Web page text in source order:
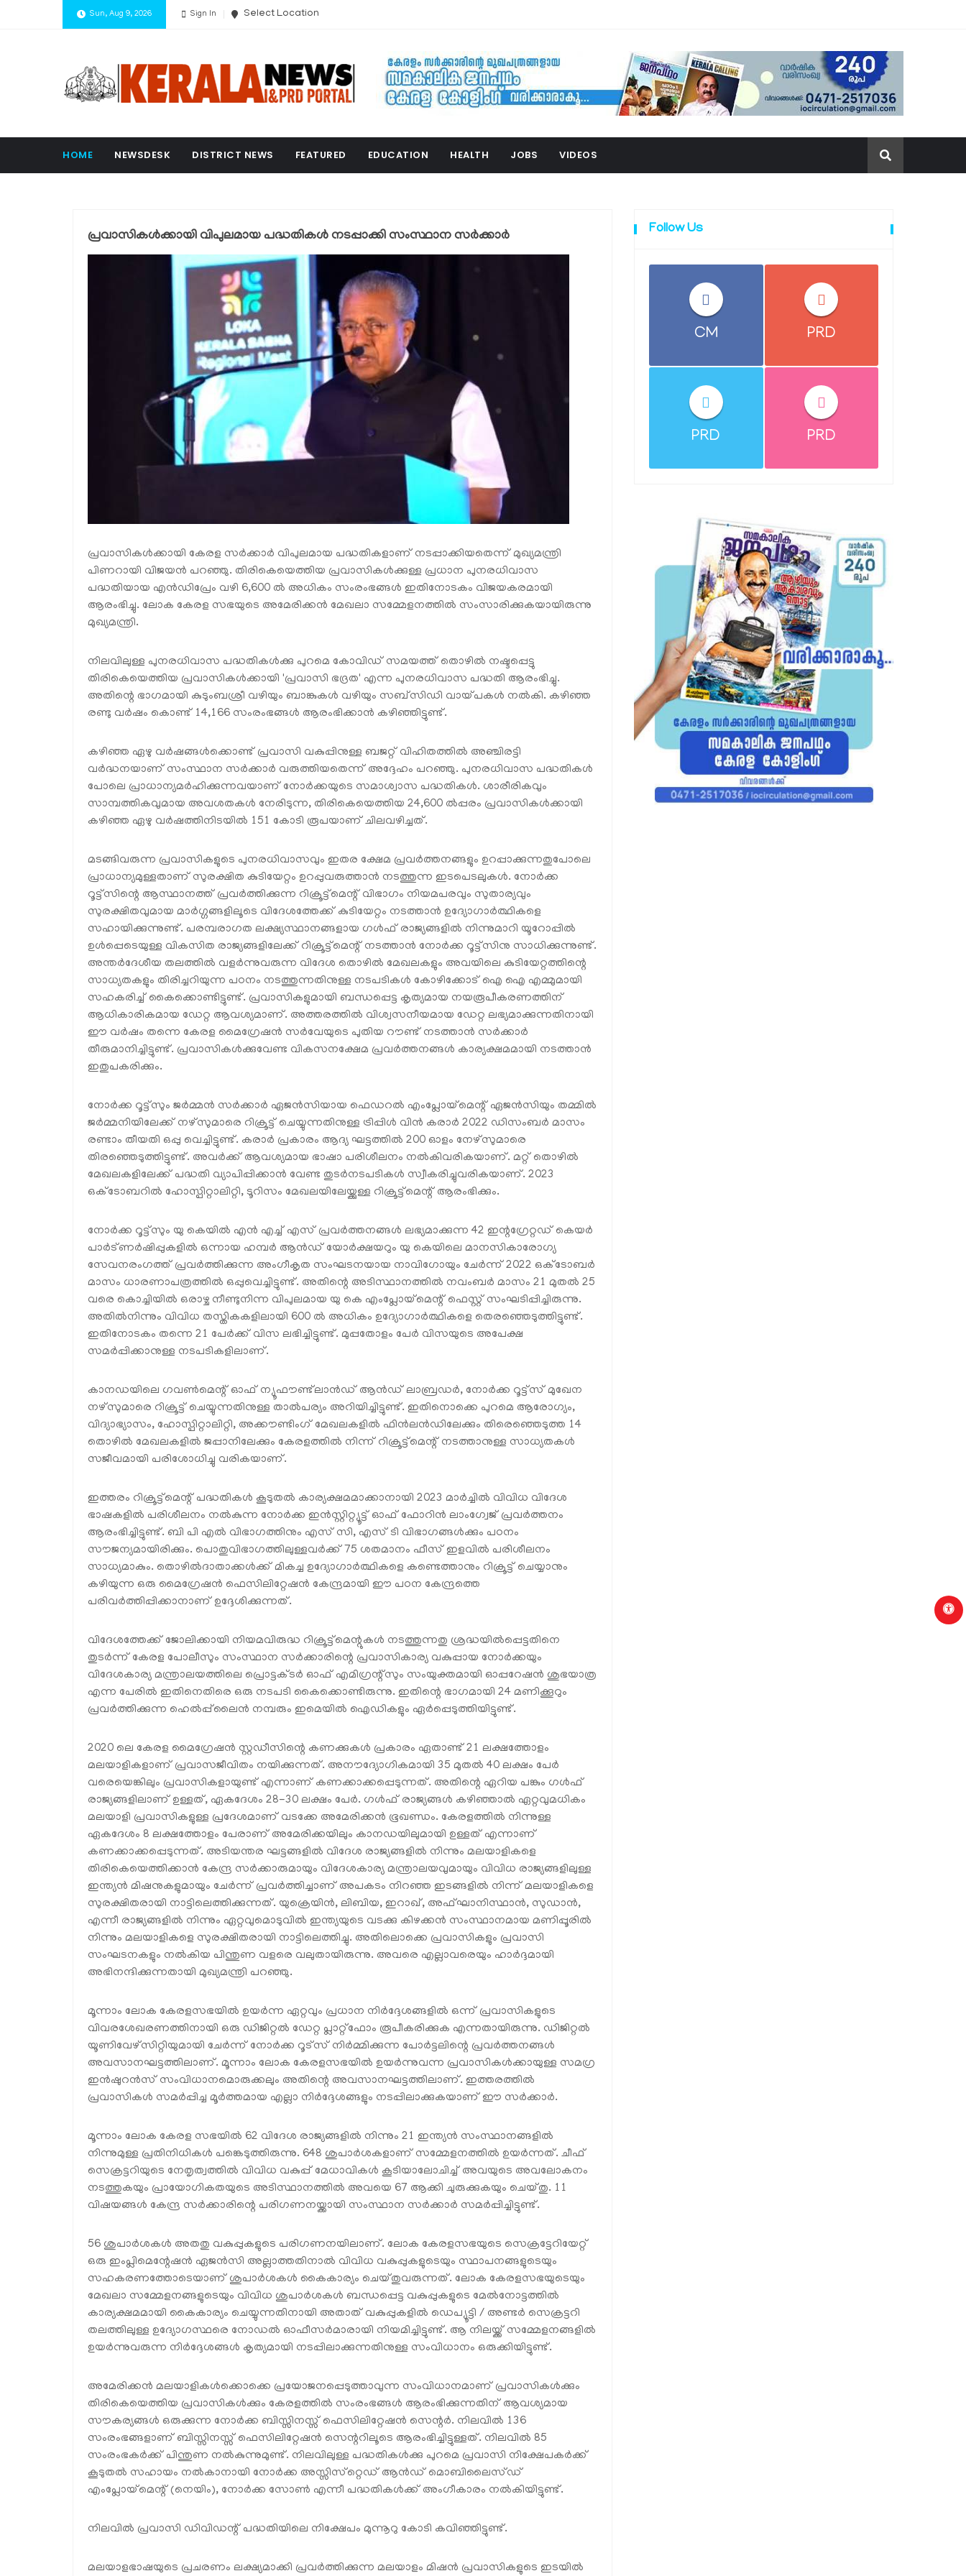
Sun, Aug 9, 2026 Sign In Select Location
HOME NEWSDESK DISTRICT NEWS FEATURED EDUCATION HEALTH JOBS VIDEOS
പ്രവാസികൾക്കായി വിപുലമായ പദ്ധതികൾ നടപ്പാക്കി സംസ്ഥാന സർക്കാർ
പ്രവാസികൾക്കായി കേരള സർക്കാർ വിപുലമായ പദ്ധതികളാണ് നടപ്പാക്കിയതെന്ന് മുഖ്യമന്ത്രി
പിണറായി വിജയൻ പറഞ്ഞു. തിരികെയെത്തിയ പ്രവാസികൾക്കുള്ള പ്രധാന പുനരധിവാസ
പദ്ധതിയായ എൻഡിപ്രേം വഴി 6,600 ൽ അധികം സംരംഭങ്ങൾ ഇതിനോടകം വിജയകരമായി
ആരംഭിച്ചു. ലോക കേരള സഭയുടെ അമേരിക്കൻ മേഖലാ സമ്മേളനത്തിൽ സംസാരിക്കുകയായിരുന്നു
മുഖ്യമന്ത്രി.
നിലവിലുള്ള പുനരധിവാസ പദ്ധതികൾക്കു പുറമെ കോവിഡ് സമയത്ത് തൊഴിൽ നഷ്ടപ്പെട്ടു
തിരികെയെത്തിയ പ്രവാസികൾക്കായി 'പ്രവാസി ഭദ്രത' എന്ന പുനരധിവാസ പദ്ധതി ആരംഭിച്ചു.
അതിന്റെ ഭാഗമായി കുടുംബശ്രീ വഴിയും ബാങ്കുകൾ വഴിയും സബ്‌സിഡി വായ്പകൾ നൽകി. കഴിഞ്ഞ
രണ്ടു വർഷം കൊണ്ട് 14,166 സംരംഭങ്ങൾ ആരംഭിക്കാൻ കഴിഞ്ഞിട്ടുണ്ട്.
കഴിഞ്ഞ ഏഴു വർഷങ്ങൾക്കൊണ്ട് പ്രവാസി വകുപ്പിനുള്ള ബജറ്റ് വിഹിതത്തിൽ അഞ്ചിരട്ടി
വർദ്ധനയാണ് സംസ്ഥാന സർക്കാർ വരുത്തിയതെന്ന് അദ്ദേഹം പറഞ്ഞു. പുനരധിവാസ പദ്ധതികൾ
പോലെ പ്രാധാന്യമർഹിക്കുന്നവയാണ് നോർക്കയുടെ സമാശ്വാസ പദ്ധതികൾ. ശാരീരികവും
സാമ്പത്തികവുമായ അവശതകൾ നേരിടുന്ന, തിരികെയെത്തിയ 24,600 ൽപ്പരം പ്രവാസികൾക്കായി
കഴിഞ്ഞ ഏഴു വർഷത്തിനിടയിൽ 151 കോടി രൂപയാണ് ചിലവഴിച്ചത്.
മടങ്ങിവരുന്ന പ്രവാസികളുടെ പുനരധിവാസവും ഇതര ക്ഷേമ പ്രവർത്തനങ്ങളും ഉറപ്പാക്കുന്നതുപോലെ
പ്രാധാന്യമുള്ളതാണ് സുരക്ഷിത കുടിയേറ്റം ഉറപ്പുവരുത്താൻ നടത്തുന്ന ഇടപെടലുകൾ. നോർക്ക
റൂട്ട്‌സിന്റെ ആസ്ഥാനത്ത് പ്രവർത്തിക്കുന്ന റിക്രൂട്ട്‌മെന്റ് വിഭാഗം നിയമപരവും സുതാര്യവും
സുരക്ഷിതവുമായ മാർഗ്ഗങ്ങളിലൂടെ വിദേശത്തേക്ക് കുടിയേറ്റം നടത്താൻ ഉദ്യോഗാർത്ഥികളെ
സഹായിക്കുന്നുണ്ട്. പരമ്പരാഗത ലക്ഷ്യസ്ഥാനങ്ങളായ ഗൾഫ് രാജ്യങ്ങളിൽ നിന്നുമാറി യൂറോപ്പിൽ
ഉൾപ്പെടെയുള്ള വികസിത രാജ്യങ്ങളിലേക്ക് റിക്രൂട്ട്‌മെന്റ് നടത്താൻ നോർക്ക റൂട്ട്‌സിനു സാധിക്കുന്നുണ്ട്.
അന്തർദേശീയ തലത്തിൽ വളർന്നുവരുന്ന വിദേശ തൊഴിൽ മേഖലകളും അവയിലെ കുടിയേറ്റത്തിന്റെ
സാധ്യതകളും തിരിച്ചറിയുന്ന പഠനം നടത്തുന്നതിനുള്ള നടപടികൾ കോഴിക്കോട് ഐ ഐ എമ്മുമായി
സഹകരിച്ച് കൈക്കൊണ്ടിട്ടുണ്ട്. പ്രവാസികളുമായി ബന്ധപ്പെട്ട കൃത്യമായ നയരൂപീകരണത്തിന്
ആധികാരികമായ ഡേറ്റ ആവശ്യമാണ്. അത്തരത്തിൽ വിശ്വസനീയമായ ഡേറ്റ ലഭ്യമാക്കുന്നതിനായി
ഈ വർഷം തന്നെ കേരള മൈഗ്രേഷൻ സർവേയുടെ പുതിയ റൗണ്ട് നടത്താൻ സർക്കാർ
തീരുമാനിച്ചിട്ടുണ്ട്. പ്രവാസികൾക്കുവേണ്ട വികസനക്ഷേമ പ്രവർത്തനങ്ങൾ കാര്യക്ഷമമായി നടത്താൻ
ഇതുപകരിക്കും.
നോർക്ക റൂട്ട്‌സും ജർമ്മൻ സർക്കാർ ഏജൻസിയായ ഫെഡറൽ എംപ്ലോയ്‌മെന്റ് ഏജൻസിയും തമ്മിൽ
ജർമ്മനിയിലേക്ക് നഴ്‌സുമാരെ റിക്രൂട്ട് ചെയ്യുന്നതിനുള്ള ട്രിപ്പിൾ വിൻ കരാർ 2022 ഡിസംബർ മാസം
രണ്ടാം തീയതി ഒപ്പു വെച്ചിട്ടുണ്ട്. കരാർ പ്രകാരം ആദ്യ ഘട്ടത്തിൽ 200 ഓളം നേഴ്‌സുമാരെ
തിരഞ്ഞെടുത്തിട്ടുണ്ട്. അവർക്ക് ആവശ്യമായ ഭാഷാ പരിശീലനം നൽകിവരികയാണ്. മറ്റ് തൊഴിൽ
മേഖലകളിലേക്ക് പദ്ധതി വ്യാപിപ്പിക്കാൻ വേണ്ട തുടർനടപടികൾ സ്വീകരിച്ചുവരികയാണ്. 2023
ഒക്‌ടോബറിൽ ഹോസ്പിറ്റാലിറ്റി, ടൂറിസം മേഖലയിലേയ്ക്കുള്ള റിക്രൂട്ട്‌മെന്റ് ആരംഭിക്കും.
നോർക്ക റൂട്ട്‌സും യു കെയിൽ എൻ എച്ച് എസ് പ്രവർത്തനങ്ങൾ ലഭ്യമാക്കുന്ന 42 ഇന്റഗ്രേറ്റഡ് കെയർ
പാർട്ണർഷിപ്പുകളിൽ ഒന്നായ ഹമ്പർ ആൻഡ് യോർക്ഷയറും യു കെയിലെ മാനസികാരോഗ്യ
സേവനരംഗത്ത് പ്രവർത്തിക്കുന്ന അംഗീകൃത സംഘടനയായ നാവിഗോയും ചേർന്ന് 2022 ഒക്‌ടോബർ
മാസം ധാരണാപത്രത്തിൽ ഒപ്പുവെച്ചിട്ടുണ്ട്. അതിന്റെ അടിസ്ഥാനത്തിൽ നവംബർ മാസം 21 മുതൽ 25
വരെ കൊച്ചിയിൽ ഒരാഴ്ച നീണ്ടുനിന്ന വിപുലമായ യു കെ എംപ്ലോയ്‌മെന്റ് ഫെസ്റ്റ് സംഘടിപ്പിച്ചിരുന്നു.
അതിൽനിന്നും വിവിധ തസ്തികകളിലായി 600 ൽ അധികം ഉദ്യോഗാർത്ഥികളെ തെരഞ്ഞെടുത്തിട്ടുണ്ട്.
ഇതിനോടകം തന്നെ 21 പേർക്ക് വിസ ലഭിച്ചിട്ടുണ്ട്. മുപ്പതോളം പേർ വിസയുടെ അപേക്ഷ
സമർപ്പിക്കാനുള്ള നടപടികളിലാണ്.
കാനഡയിലെ ഗവൺമെന്റ് ഓഫ് ന്യൂഫൗണ്ട്‌ലാൻഡ് ആൻഡ് ലാബ്രഡർ, നോർക്ക റൂട്ട്‌സ് മുഖേന
നഴ്‌സുമാരെ റിക്രൂട്ട് ചെയ്യുന്നതിനുള്ള താൽപര്യം അറിയിച്ചിട്ടുണ്ട്. ഇതിനൊക്കെ പുറമെ ആരോഗ്യം,
വിദ്യാഭ്യാസം, ഹോസ്പിറ്റാലിറ്റി, അക്കൗണ്ടിംഗ് മേഖലകളിൽ ഫിൻലൻഡിലേക്കും തിരെഞ്ഞെടുത്ത 14
തൊഴിൽ മേഖലകളിൽ ജപ്പാനിലേക്കും കേരളത്തിൽ നിന്ന് റിക്രൂട്ട്‌മെന്റ് നടത്താനുള്ള സാധ്യതകൾ
സജീവമായി പരിശോധിച്ചു വരികയാണ്.
ഇത്തരം റിക്രൂട്ട്‌മെന്റ് പദ്ധതികൾ കൂടുതൽ കാര്യക്ഷമമാക്കാനായി 2023 മാർച്ചിൽ വിവിധ വിദേശ
ഭാഷകളിൽ പരിശീലനം നൽകുന്ന നോർക്ക ഇൻസ്റ്റിറ്റ്യൂട്ട് ഓഫ് ഫോറിൻ ലാംഗ്വേജ് പ്രവർത്തനം
ആരംഭിച്ചിട്ടുണ്ട്. ബി പി എൽ വിഭാഗത്തിനും എസ് സി, എസ് ടി വിഭാഗങ്ങൾക്കും പഠനം
സൗജന്യമായിരിക്കും. പൊതുവിഭാഗത്തിലുള്ളവർക്ക് 75 ശതമാനം ഫീസ് ഇളവിൽ പരിശീലനം
സാധ്യമാകും. തൊഴിൽദാതാക്കൾക്ക് മികച്ച ഉദ്യോഗാർത്ഥികളെ കണ്ടെത്താനും റിക്രൂട്ട് ചെയ്യാനും
കഴിയുന്ന ഒരു മൈഗ്രേഷൻ ഫെസിലിറ്റേഷൻ കേന്ദ്രമായി ഈ പഠന കേന്ദ്രത്തെ
പരിവർത്തിപ്പിക്കാനാണ് ഉദ്ദേശിക്കുന്നത്.
വിദേശത്തേക്ക് ജോലിക്കായി നിയമവിരുദ്ധ റിക്രൂട്ട്‌മെന്റുകൾ നടത്തുന്നതു ശ്രദ്ധയിൽപ്പെട്ടതിനെ
തുടർന്ന് കേരള പോലീസും സംസ്ഥാന സർക്കാരിന്റെ പ്രവാസികാര്യ വകുപ്പായ നോർക്കയും
വിദേശകാര്യ മന്ത്രാലയത്തിലെ പ്രൊട്ടക്ടർ ഓഫ് എമിഗ്രന്റ്‌സും സംയുക്തമായി ഓപ്പറേഷൻ ശുഭയാത്ര
എന്ന പേരിൽ ഇതിനെതിരെ ഒരു നടപടി കൈക്കൊണ്ടിരുന്നു. ഇതിന്റെ ഭാഗമായി 24 മണിക്കൂറും
പ്രവർത്തിക്കുന്ന ഹെൽപ്പ്‌ലൈൻ നമ്പരും ഇമെയിൽ ഐഡികളും ഏർപ്പെടുത്തിയിട്ടുണ്ട്.
2020 ലെ കേരള മൈഗ്രേഷൻ സ്റ്റഡീസിന്റെ കണക്കുകൾ പ്രകാരം ഏതാണ്ട് 21 ലക്ഷത്തോളം
മലയാളികളാണ് പ്രവാസജീവിതം നയിക്കുന്നത്. അനൗദ്യോഗികമായി 35 മുതൽ 40 ലക്ഷം പേർ
വരെയെങ്കിലും പ്രവാസികളായുണ്ട് എന്നാണ് കണക്കാക്കപ്പെടുന്നത്. അതിന്റെ ഏറിയ പങ്കും ഗൾഫ്
രാജ്യങ്ങളിലാണ് ഉള്ളത്, ഏകദേശം 28-30 ലക്ഷം പേർ. ഗൾഫ് രാജ്യങ്ങൾ കഴിഞ്ഞാൽ ഏറ്റവുമധികം
മലയാളി പ്രവാസികളുള്ള പ്രദേശമാണ് വടക്കേ അമേരിക്കൻ ഭൂഖണ്ഡം. കേരളത്തിൽ നിന്നുള്ള
ഏകദേശം 8 ലക്ഷത്തോളം പേരാണ് അമേരിക്കയിലും കാനഡയിലുമായി ഉള്ളത് എന്നാണ്
കണക്കാക്കപ്പെടുന്നത്. അടിയന്തര ഘട്ടങ്ങളിൽ വിദേശ രാജ്യങ്ങളിൽ നിന്നും മലയാളികളെ
തിരികെയെത്തിക്കാൻ കേന്ദ്ര സർക്കാരുമായും വിദേശകാര്യ മന്ത്രാലയവുമായും വിവിധ രാജ്യങ്ങളിലുള്ള
ഇന്ത്യൻ മിഷനുകളുമായും ചേർന്ന് പ്രവർത്തിച്ചാണ് അപകടം നിറഞ്ഞ ഇടങ്ങളിൽ നിന്ന് മലയാളികളെ
സുരക്ഷിതരായി നാട്ടിലെത്തിക്കുന്നത്. യുക്രെയിൻ, ലിബിയ, ഇറാഖ്, അഫ്ഘാനിസ്ഥാൻ, സുഡാൻ,
എന്നീ രാജ്യങ്ങളിൽ നിന്നും ഏറ്റവുമൊടുവിൽ ഇന്ത്യയുടെ വടക്കു കിഴക്കൻ സംസ്ഥാനമായ മണിപ്പൂരിൽ
നിന്നും മലയാളികളെ സുരക്ഷിതരായി നാട്ടിലെത്തിച്ചു. അതിലൊക്കെ പ്രവാസികളും പ്രവാസി
സംഘടനകളും നൽകിയ പിന്തുണ വളരെ വലുതായിരുന്നു. അവരെ എല്ലാവരെയും ഹാർദ്ദമായി
അഭിനന്ദിക്കുന്നതായി മുഖ്യമന്ത്രി പറഞ്ഞു.
മൂന്നാം ലോക കേരളസഭയിൽ ഉയർന്ന ഏറ്റവും പ്രധാന നിർദ്ദേശങ്ങളിൽ ഒന്ന് പ്രവാസികളുടെ
വിവരശേഖരണത്തിനായി ഒരു ഡിജിറ്റൽ ഡേറ്റ പ്ലാറ്റ്‌ഫോം രൂപീകരിക്കുക എന്നതായിരുന്നു. ഡിജിറ്റൽ
യൂണിവേഴ്‌സിറ്റിയുമായി ചേർന്ന് നോർക്ക റൂട്‌സ് നിർമ്മിക്കുന്ന പോർട്ടലിന്റെ പ്രവർത്തനങ്ങൾ
അവസാനഘട്ടത്തിലാണ്. മൂന്നാം ലോക കേരളസഭയിൽ ഉയർന്നുവന്ന പ്രവാസികൾക്കായുള്ള സമഗ്ര
ഇൻഷുറൻസ് സംവിധാനമൊരുക്കലും അതിന്റെ അവസാനഘട്ടത്തിലാണ്. ഇത്തരത്തിൽ
പ്രവാസികൾ സമർപ്പിച്ച മൂർത്തമായ എല്ലാ നിർദ്ദേശങ്ങളും നടപ്പിലാക്കുകയാണ് ഈ സർക്കാർ.
മൂന്നാം ലോക കേരള സഭയിൽ 62 വിദേശ രാജ്യങ്ങളിൽ നിന്നും 21 ഇന്ത്യൻ സംസ്ഥാനങ്ങളിൽ
നിന്നുമുള്ള പ്രതിനിധികൾ പങ്കെടുത്തിരുന്നു. 648 ശുപാർശകളാണ് സമ്മേളനത്തിൽ ഉയർന്നത്. ചീഫ്
സെക്രട്ടറിയുടെ നേതൃത്വത്തിൽ വിവിധ വകുപ്പ് മേധാവികൾ കൂടിയാലോചിച്ച് അവയുടെ അവലോകനം
നടത്തുകയും പ്രായോഗികതയുടെ അടിസ്ഥാനത്തിൽ അവയെ 67 ആക്കി ചുരുക്കുകയും ചെയ്തു. 11
വിഷയങ്ങൾ കേന്ദ്ര സർക്കാരിന്റെ പരിഗണനയ്ക്കായി സംസ്ഥാന സർക്കാർ സമർപ്പിച്ചിട്ടുണ്ട്.
56 ശുപാർശകൾ അതതു വകുപ്പുകളുടെ പരിഗണനയിലാണ്. ലോക കേരളസഭയുടെ സെക്രട്ടേറിയേറ്റ്
ഒരു ഇംപ്ലിമെന്റേഷൻ ഏജൻസി അല്ലാത്തതിനാൽ വിവിധ വകുപ്പുകളുടെയും സ്ഥാപനങ്ങളുടെയും
സഹകരണത്തോടെയാണ് ശുപാർശകൾ കൈകാര്യം ചെയ്തുവരുന്നത്. ലോക കേരളസഭയുടെയും
മേഖലാ സമ്മേളനങ്ങളുടെയും വിവിധ ശുപാർശകൾ ബന്ധപ്പെട്ട വകുപ്പുകളുടെ മേൽനോട്ടത്തിൽ
കാര്യക്ഷമമായി കൈകാര്യം ചെയ്യുന്നതിനായി അതാത് വകുപ്പുകളിൽ ഡെപ്യൂട്ടി / അണ്ടർ സെക്രട്ടറി
തലത്തിലുള്ള ഉദ്യോഗസ്ഥരെ നോഡൽ ഓഫീസർമാരായി നിയമിച്ചിട്ടുണ്ട്. ആ നിലയ്ക്ക് സമ്മേളനങ്ങളിൽ
ഉയർന്നുവരുന്ന നിർദ്ദേശങ്ങൾ കൃത്യമായി നടപ്പിലാക്കുന്നതിനുള്ള സംവിധാനം ഒരുക്കിയിട്ടുണ്ട്.
അമേരിക്കൻ മലയാളികൾക്കൊക്കെ പ്രയോജനപ്പെടുത്താവുന്ന സംവിധാനമാണ് പ്രവാസികൾക്കും
തിരികെയെത്തിയ പ്രവാസികൾക്കും കേരളത്തിൽ സംരംഭങ്ങൾ ആരംഭിക്കുന്നതിന് ആവശ്യമായ
സൗകര്യങ്ങൾ ഒരുക്കുന്ന നോർക്ക ബിസ്സിനസ്സ് ഫെസിലിറ്റേഷൻ സെന്റർ. നിലവിൽ 136
സംരംഭങ്ങളാണ് ബിസ്സിനസ്സ് ഫെസിലിറ്റേഷൻ സെന്ററിലൂടെ ആരംഭിച്ചിട്ടുള്ളത്. നിലവിൽ 85
സംരംഭകർക്ക് പിന്തുണ നൽകുന്നുമുണ്ട്. നിലവിലുള്ള പദ്ധതികൾക്കു പുറമെ പ്രവാസി നിക്ഷേപകർക്ക്
കൂടുതൽ സഹായം നൽകാനായി നോർക്ക അസ്സിസ്‌റ്റെഡ് ആൻഡ് മൊബിലൈസ്ഡ്
എംപ്ലോയ്‌മെന്റ് (നെയിം), നോർക്ക സോൺ എന്നീ പദ്ധതികൾക്ക് അംഗീകാരം നൽകിയിട്ടുണ്ട്.
നിലവിൽ പ്രവാസി ഡിവിഡന്റ് പദ്ധതിയിലെ നിക്ഷേപം മുന്നൂറു കോടി കവിഞ്ഞിട്ടുണ്ട്.
മലയാളഭാഷയുടെ പ്രചരണം ലക്ഷ്യമാക്കി പ്രവർത്തിക്കുന്ന മലയാളം മിഷൻ പ്രവാസികളുടെ ഇടയിൽ
Follow Us
CM PRD
PRD PRD